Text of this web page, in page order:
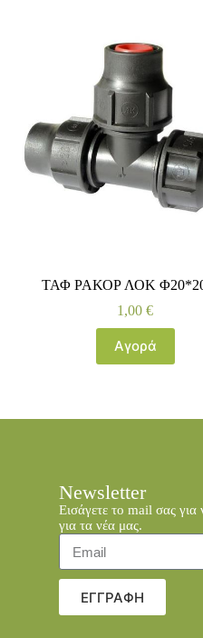
ΤΑΦ ΡΑΚΟΡ ΛΟΚ
1,00€
Αγορά
Newsletter
Εισάγετε το mail σας για
για τα νέα μας.
ΕΓΓΡΑΦΗ